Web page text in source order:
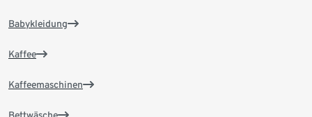
Babykleidung
Kaffee
Kaffeemaschinen
Bettwäsche